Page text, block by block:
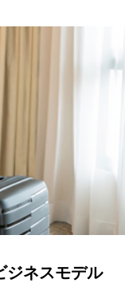
ジネスモデル